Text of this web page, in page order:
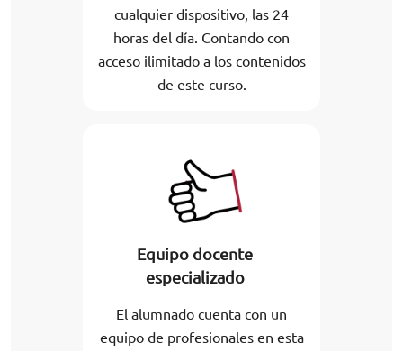
cualquier dispositivo, las 24
horas del día. Contando con
acceso ilimitado a los contenidos
de este curso.
Equipo docente
especializado
El alumnado cuenta con un
equipo de profesionales en esta